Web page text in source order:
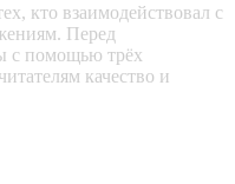
кто взаимодействовал с
Перед
с помощью трёх
качество и